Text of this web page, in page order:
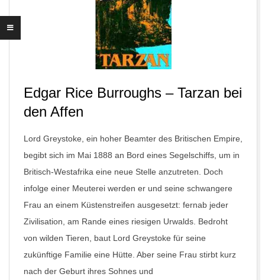
Edgar Rice Burroughs – Tarzan bei
den Affen
Lord Greystoke, ein hoher Beamter des Britischen Empire,
begibt sich im Mai 1888 an Bord eines Segelschiffs, um in
Britisch-Westafrika eine neue Stelle anzutreten. Doch
infolge einer Meuterei werden er und seine schwangere
Frau an einem Küstenstreifen ausgesetzt: fernab jeder
Zivilisation, am Rande eines riesigen Urwalds. Bedroht
von wilden Tieren, baut Lord Greystoke für seine
zukünftige Familie eine Hütte. Aber seine Frau stirbt kurz
nach der Geburt ihres Sohnes und